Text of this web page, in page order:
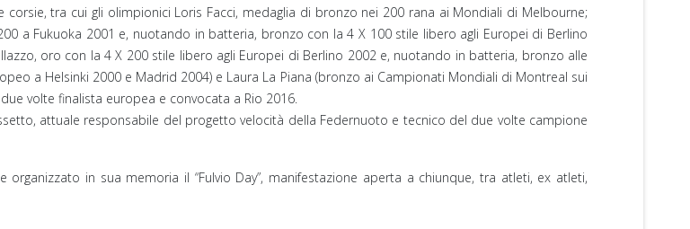
tra cui gli olimpionici Loris Facci, medaglia di bronzo nei 200 rana ai Mondiali di Melbourne;
a Fukuoka 2001 e, nuotando in batteria, bronzo con la 4 X 100 stile libero agli Europei di Berlino
oro con la 4 X 200 stile libero agli Europei di Berlino 2002 e, nuotando in batteria, bronzo alle
a Helsinki 2000 e Madrid 2004) e Laura La Piana (bronzo ai Campionati Mondiali di Montreal sui
volte finalista europea e convocata a Rio 2016.
attuale responsabile del progetto velocità della Federnuoto e tecnico del due volte campione
in sua memoria il “Fulvio Day”, manifestazione aperta a chiunque, tra atleti, ex atleti,